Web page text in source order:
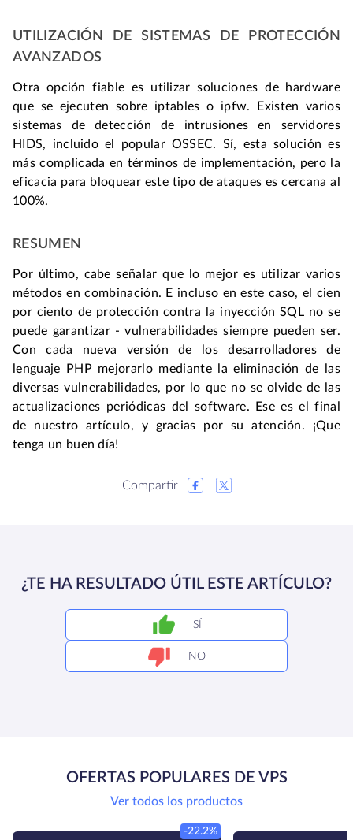
UTILIZACIÓN DE SISTEMAS DE PROTECCIÓN
AVANZADOS
Otra opción fiable es utilizar soluciones de hardware
que se ejecuten sobre iptables o ipfw. Existen varios
sistemas de detección de intrusiones en servidores
HIDS, incluido el popular OSSEC. Sí, esta solución es
más complicada en términos de implementación, pero la
eficacia para bloquear este tipo de ataques es cercana al
100%.
RESUMEN
Por último, cabe señalar que lo mejor es utilizar varios
métodos en combinación. E incluso en este caso, el cien
por ciento de protección contra la inyección SQL no se
puede garantizar - vulnerabilidades siempre pueden ser.
Con cada nueva versión de los desarrolladores de
lenguaje PHP mejorarlo mediante la eliminación de las
diversas vulnerabilidades, por lo que no se olvide de las
actualizaciones periódicas del software. Ese es el final
de nuestro artículo, y gracias por su atención. ¡Que
tenga un buen día!
Compartir
¿TE HA RESULTADO ÚTIL ESTE ARTÍCULO?
SÍ
NO
OFERTAS POPULARES DE VPS
Ver todos los productos
-22.2%